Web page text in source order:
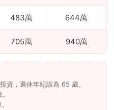
483萬 644萬
705萬 940萬
資，退休年紀設為 65 歲。